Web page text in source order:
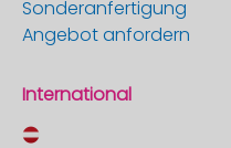
Sonderanfertigung
Angebot anfordern
International